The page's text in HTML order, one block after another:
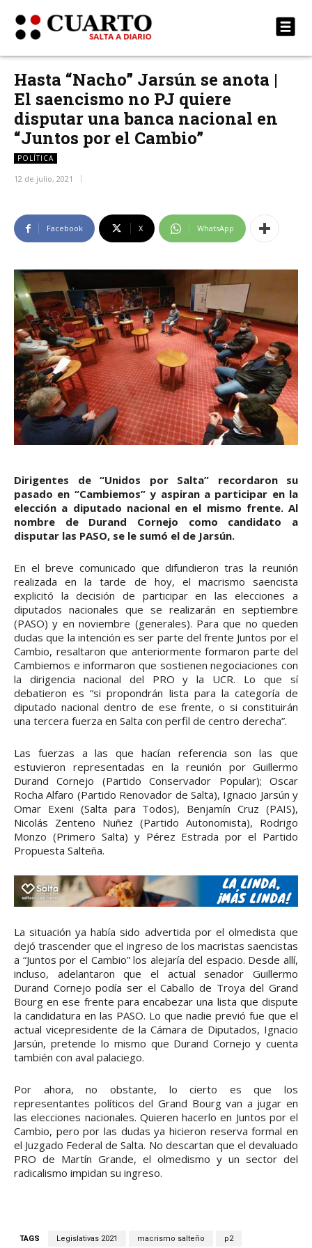
Hasta “Nacho” Jarsún se anota |
El saencismo no PJ quiere
disputar una banca nacional en
“Juntos por el Cambio”
POLÍTICA
12 de julio, 2021
Facebook X WhatsApp
Dirigentes de “Unidos por Salta” recordaron su
pasado en “Cambiemos” y aspiran a participar en la
elección a diputado nacional en el mismo frente. Al
nombre de Durand Cornejo como candidato a
disputar las PASO, se le sumó el de Jarsún.
En el breve comunicado que difundieron tras la reunión
realizada en la tarde de hoy, el macrismo saencista
explicitó la decisión de participar en las elecciones a
diputados nacionales que se realizarán en septiembre
(PASO) y en noviembre (generales). Para que no queden
dudas que la intención es ser parte del frente Juntos por el
Cambio, resaltaron que anteriormente formaron parte del
Cambiemos e informaron que sostienen negociaciones con
la dirigencia nacional del PRO y la UCR. Lo que sí
debatieron es “si propondrán lista para la categoría de
diputado nacional dentro de ese frente, o si constituirán
una tercera fuerza en Salta con perfil de centro derecha”.
Las fuerzas a las que hacían referencia son las que
estuvieron representadas en la reunión por Guillermo
Durand Cornejo (Partido Conservador Popular); Oscar
Rocha Alfaro (Partido Renovador de Salta), Ignacio Jarsún y
Omar Exeni (Salta para Todos), Benjamín Cruz (PAIS),
Nicolás Zenteno Nuñez (Partido Autonomista), Rodrigo
Monzo (Primero Salta) y Pérez Estrada por el Partido
Propuesta Salteña.
La situación ya había sido advertida por el olmedista que
dejó trascender que el ingreso de los macristas saencistas
a “Juntos por el Cambio” los alejaría del espacio. Desde allí,
incluso, adelantaron que el actual senador Guillermo
Durand Cornejo podía ser el Caballo de Troya del Grand
Bourg en ese frente para encabezar una lista que dispute
la candidatura en las PASO. Lo que nadie previó fue que el
actual vicepresidente de la Cámara de Diputados, Ignacio
Jarsún, pretende lo mismo que Durand Cornejo y cuenta
también con aval palaciego.
Por ahora, no obstante, lo cierto es que los
representantes políticos del Grand Bourg van a jugar en
las elecciones nacionales. Quieren hacerlo en Juntos por el
Cambio, pero por las dudas ya hicieron reserva formal en
el Juzgado Federal de Salta. No descartan que el devaluado
PRO de Martín Grande, el olmedismo y un sector del
radicalismo impidan su ingreso.
TAGS Legislativas 2021 macrismo salteño p2